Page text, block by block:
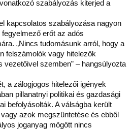
szabályozás kiterjed a
kapcsolatos szabályozása nagyon
erőt az adós
„Nincs tudomásunk arról, hogy a
felszámolók vagy hitelezők
vezetőivel szemben” – hangsúlyozta
a zálogjogos hitelezői igények
pillanatnyi politikai és gazdasági
befolyásolták. A válságba került
azok megszüntetése és ebből
joganyag mögött nincs